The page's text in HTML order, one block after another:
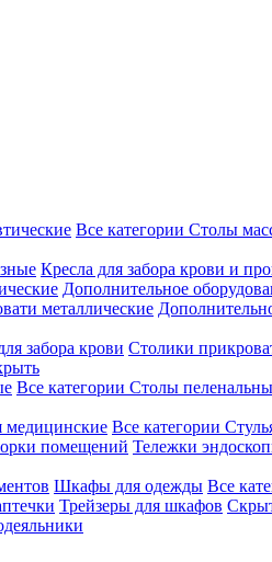
Все категории Столы
Кресла для забора крови и
Дополнительное
металлические
забора крови Столики
Все категории Столы
медицинские Все категории
помещений Тележки
Шкафы для одежды Все
Трейзеры для шкафов